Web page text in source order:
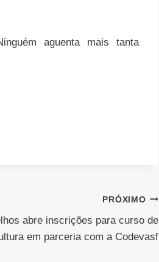
aguenta mais tanta
PRÓXIMO
abre inscrições para curso de
em parceria com a Codevasf